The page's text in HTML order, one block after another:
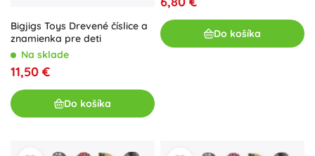
Bigjigs Toys Drevené číslice a
znamienka pre deti
Na sklade
11,50 €
Do košíka
Do košíka